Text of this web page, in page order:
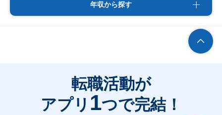
年収から探す
転職活動が
アプリ 1つで完結！